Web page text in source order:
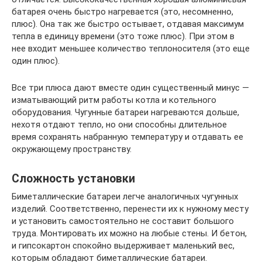
батарея очень быстро нагревается (это, несомненно,
плюс). Она так же быстро остывает, отдавая максимум
тепла в единицу времени (это тоже плюс). При этом в
нее входит меньшее количество теплоносителя (это еще
один плюс).
Все три плюса дают вместе один существенный минус —
изматывающий ритм работы котла и котельного
оборудования. Чугунные батареи нагреваются дольше,
нехотя отдают тепло, но они способны длительное
время сохранять набранную температуру и отдавать ее
окружающему пространству.
Сложность установки
Биметаллические батареи легче аналогичных чугунных
изделий. Соответственно, перенести их к нужному месту
и установить самостоятельно не составит большого
труда. Монтировать их можно на любые стены. И бетон,
и гипсокартон спокойно выдерживает маленький вес,
которым обладают биметаллические батареи.